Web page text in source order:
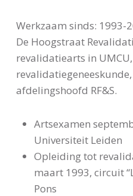
Werkzaam sinds: 1993-
De Hoogstraat
revalidatiearts in
afdelingshoofd RF&S.
Artsexamen
Universiteit Leiden
Opleiding tot
maart 1993, circuit
Pons